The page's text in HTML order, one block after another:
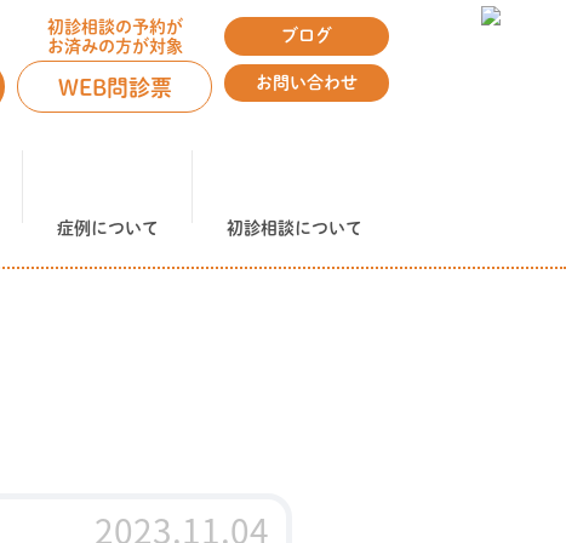
初診相談の予約が
お済みの方が対象
WEB問診票
ブログ
お問い合わせ
症例について 初診相談について
2023.11.04